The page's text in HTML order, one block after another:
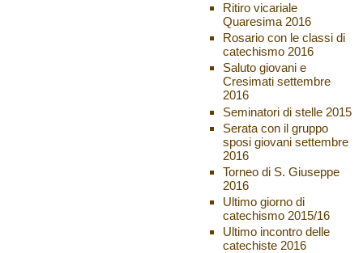
Ritiro vicariale
Quaresima 2016
Rosario con le classi di
catechismo 2016
Saluto giovani e
Cresimati settembre
2016
Seminatori di stelle 2015
Serata con il gruppo
sposi giovani settembre
2016
Torneo di S. Giuseppe
2016
Ultimo giorno di
catechismo 2015/16
Ultimo incontro delle
catechiste 2016